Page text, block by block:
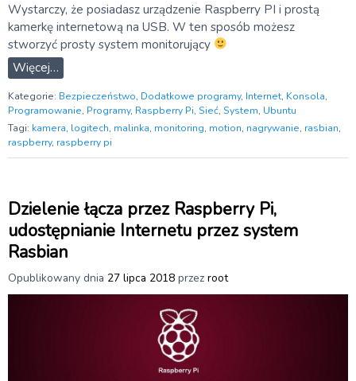
Wystarczy, że posiadasz urządzenie Raspberry PI i prostą
kamerkę internetową na USB. W ten sposób możesz
stworzyć prosty system monitorujący
Więcej…
Kategorie: Bezpieczeństwo, Dodatkowe programy, Internet, Konsola,
Programowanie, Programy, Raspberry Pi, Sieć, System, Ubuntu
Tagi: kamera, logitech, malinka, monitoring, motion, nagrywanie, rasbian,
raspberry, raspberry pi
Dzielenie łącza przez Raspberry Pi,
udostępnianie Internetu przez system
Rasbian
Opublikowany dnia 27 lipca 2018 przez root